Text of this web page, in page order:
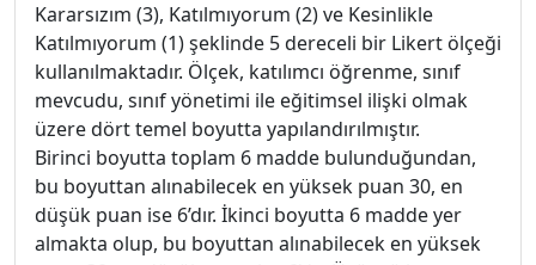
Kararsızım (3), Katılmıyorum (2) ve Kesinlikle
Katılmıyorum (1) şeklinde 5 dereceli bir Likert ölçeği
kullanılmaktadır. Ölçek, katılımcı öğrenme, sınıf
mevcudu, sınıf yönetimi ile eğitimsel ilişki olmak
üzere dört temel boyutta yapılandırılmıştır.
Birinci boyutta toplam 6 madde bulunduğundan,
bu boyuttan alınabilecek en yüksek puan 30, en
düşük puan ise 6’dır. İkinci boyutta 6 madde yer
almakta olup, bu boyuttan alınabilecek en yüksek